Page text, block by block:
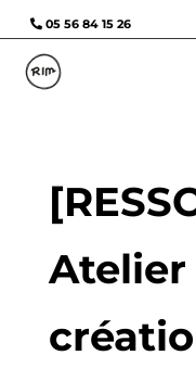
05 56 84 15 26
Atelier